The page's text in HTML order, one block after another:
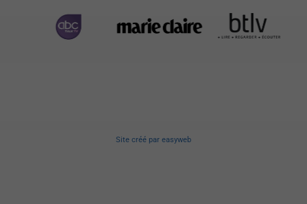
Site créé par easyweb